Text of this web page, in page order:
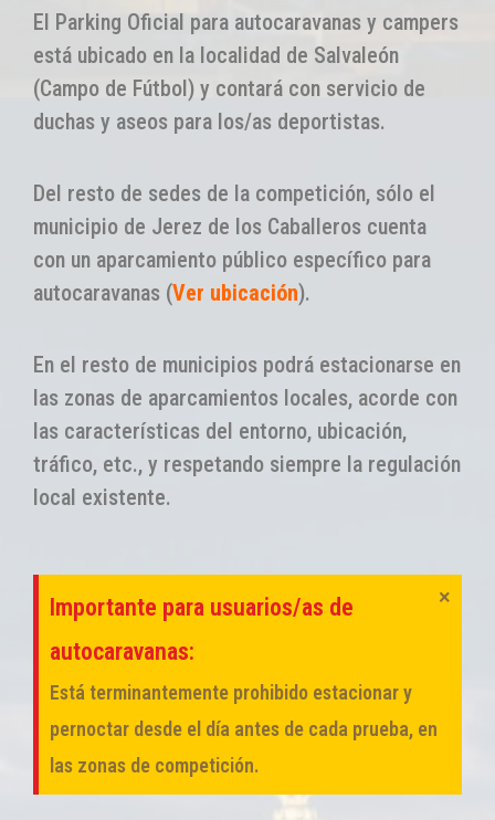
El Parking Oficial para autocaravanas y campers
está ubicado en la localidad de Salvaleón
(Campo de Fútbol) y contará con servicio de
duchas y aseos para los/as deportistas.
Del resto de sedes de la competición, sólo el
municipio de Jerez de los Caballeros cuenta
con un aparcamiento público específico para
autocaravanas (Ver ubicación).
En el resto de municipios podrá estacionarse en
las zonas de aparcamientos locales, acorde con
las características del entorno, ubicación,
tráfico, etc., y respetando siempre la regulación
local existente.
Importante para usuarios/as de
autocaravanas:
Está terminantemente prohibido estacionar y
pernoctar desde el día antes de cada prueba, en
las zonas de competición.
×